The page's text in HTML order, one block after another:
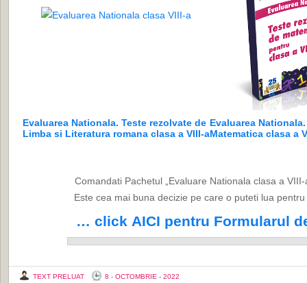
Evaluarea Nationala. Teste rezolvate de
Limba si Literatura romana clasa a VIII-a
Evaluarea
Matematica clasa a
Comandati Pachetul „Evaluare Nationala clasa a
Este cea mai buna decizie pe care o puteti lua
… click AICI pentru Formularul
TEXT PRELUAT 8 - OCTOMBRIE - 2022